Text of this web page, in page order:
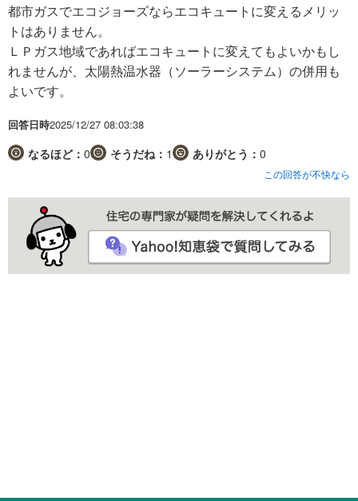
都市ガスでエコジョーズならエコキュートに変えるメリッ
トはありません。
ＬＰガス地域であればエコキュートに変えてもよいかもし
れませんが、太陽熱温水器（ソーラーシステム）の併用も
よいです。
回答日時2025/12/27 08:03:38
なるほど： 0 そうだね： 1 ありがとう： 0
この回答が不快なら